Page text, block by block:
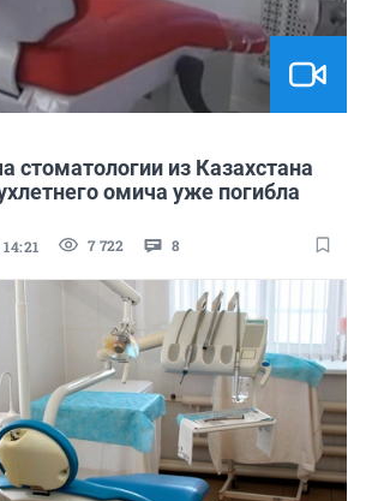
стоматологии из Казахстана
омича уже погибла
7 722 8